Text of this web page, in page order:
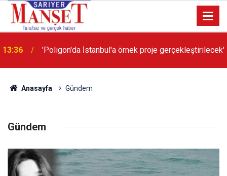
13:36 'Poligon'da İstanbul'a örnek proje gerçekleştirilecek'
Anasayfa Gündem
Gündem